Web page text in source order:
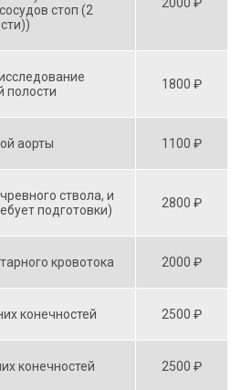
стоп (2
полости
1800 ₽
аорты 1100 ₽
ствола, и
подготовки)
2800 ₽
кровотока 2000 ₽
конечностей 2500 ₽
конечностей 2500 ₽